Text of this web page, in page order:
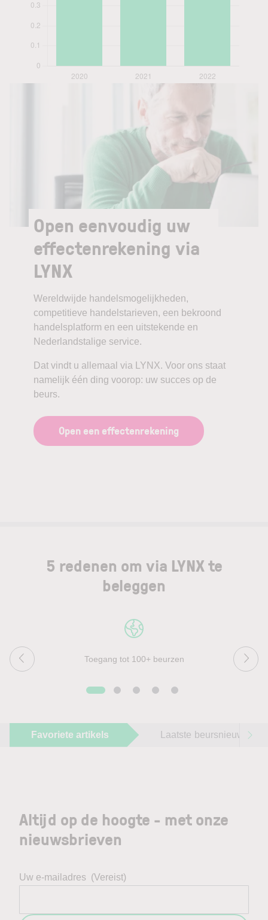
Open eenvoudig uw
effectenrekening via
LYNX
Wereldwijde handelsmogelijkheden,
competitieve handelstarieven, een bekroond
handelsplatform en een uitstekende en
Nederlandstalige service.
Dat vindt u allemaal via LYNX. Voor ons staat
namelijk één ding voorop: uw succes op de
beurs.
Open een effectenrekening
5 redenen om via LYNX te
beleggen
Toegang tot 100+ beurzen
Favoriete artikels Laatste beursnieuws
Altijd op de hoogte - met onze
nieuwsbrieven
Uw e-mailadres (Vereist)